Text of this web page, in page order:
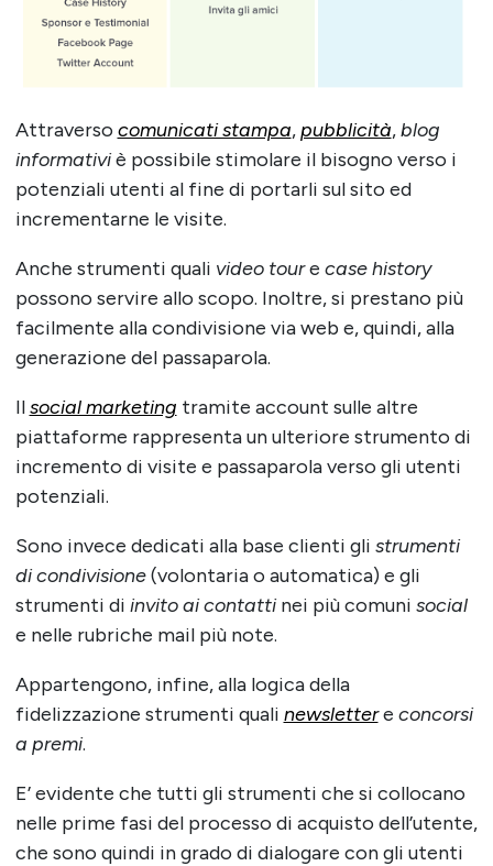
Attraverso comunicati stampa,pubblicità,blog
informativiè possibile stimolare il bisogno verso i
potenziali utenti al fine di portarli sul sito ed
incrementarne le visite.
Anche strumenti quali video toure case history
possono servire allo scopo. Inoltre, si prestano più
facilmente alla condivisione via web e, quindi, alla
generazione del passaparola.
Ilsocial marketing tramite account sulle altre
piattaforme rappresenta un ulteriore strumento di
incremento di visite e passaparola verso gli utenti
potenziali.
Sono invece dedicati alla base clienti gli strumenti
di condivisione(volontaria o automatica) e gli
strumenti di invito ai contattinei più comuni social
e nelle rubriche mail più note.
Appartengono, infine, alla logica della
fidelizzazione strumenti quali newsletter e concorsi
a premi.
E’ evidente che tutti gli strumenti che si collocano
nelle prime fasi del processo di acquisto dell’utente,
che sono quindi in grado di dialogare con gli utenti